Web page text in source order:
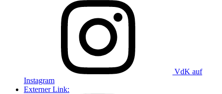
VdK auf
Instagram
Externer Link: